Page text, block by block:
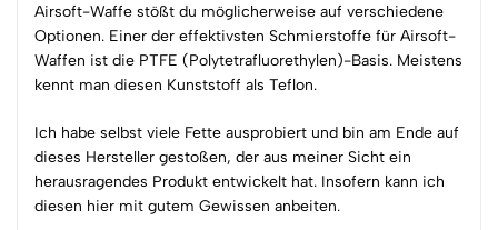
Airsoft-Waffe stößt du möglicherweise auf verschiedene
Optionen. Einer der effektivsten Schmierstoffe für Airsoft-
Waffen ist die PTFE (Polytetrafluorethylen)-Basis. Meistens
kennt man diesen Kunststoff als Teflon.
Ich habe selbst viele Fette ausprobiert und bin am Ende auf
dieses Hersteller gestoßen, der aus meiner Sicht ein
herausragendes Produkt entwickelt hat. Insofern kann ich
diesen hier mit gutem Gewissen anbeiten.